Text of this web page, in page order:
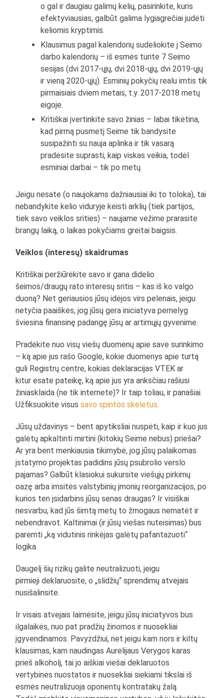
o gal ir daugiau galimų kelių, pasirinkite, kuris
efektyviausias, galbūt galima lygiagrečiai judėti
keliomis kryptimis.
Klausimus pagal kalendorių sudėliokite į Seimo
darbo kalendorių – iš esmės turite 7 Seimo
sesijas (dvi 2017-ųjų, dvi 2018-ųjų, dvi 2019-ųjų
ir vieną 2020-ųjų). Esminių pokyčių realu imtis tik
pirmaisiais dviem metais, t.y. 2017-2018 metų
eigoje.
Kritiškai įvertinkite savo žinias – labai tikėtina,
kad pirmą pusmetį Seime tik bandysite
susipažinti su nauja aplinka ir tik vasarą
pradėsite suprasti, kaip viskas veikia, todėl
esminiai darbai – tik po metų.
Jeigu nesate (o naujokams dažniausiai iki to toloka), tai
nebandykite kelio viduryje keisti arklių (tiek partijos,
tiek savo veiklos srities) – naujame vežime prarasite
brangų laiką, o laikas pokyčiams greitai baigsis.
Veiklos (interesų) skaidrumas
Kritiškai peržiūrėkite savo ir gana didelio
šeimos/draugų rato interesų sritis – kas iš ko valgo
duoną? Net geriausios jūsų idėjos virs pelenais, jeigu
netyčia paaiškės, jog jūsų gera iniciatyva pernelyg
šviesina finansinę padangę jūsų ar artimųjų gyvenime.
Pradėkite nuo visų viešų duomenų apie save surinkimo
– ką apie jus rašo Google, kokie duomenys apie turtą
guli Registrų centre, kokias deklaracijas VTEK ar
kitur esate pateikę, ką apie jus yra anksčiau rašiusi
žiniasklaida (ne tik internete)? Ir taip toliau, ir panašiai.
Užfiksuokite visussavo spintos skeletus.
Jūsų uždavinys – bent apytiksliai nuspėti, kaip ir kuo jus
galėtų apkaltinti mirtini (kitokių Seime nebus) priešai?
Ar yra bent menkiausia tikimybė, jog jūsų palaikomas
įstatymo projektas padidins jūsų psubrolio verslo
pajamas? Galbūt klasiokui sukursite viešųjų pirkimų
oazę arba imsitės valstybinių įmonių reorganizacijos, po
kurios ten įsidarbins jūsų senas draugas? Ir visiškai
nesvarbu, kad jūs šimtą metų to žmogaus nematėt ir
nebendravot. Kaltinimai (ir jūsų viešas nuteisimas) bus
paremti „ką vidutinis rinkėjas galėtų pafantazuoti“
logika.
Daugelį šių rizikų galite neutralizuoti, jeigu
pirmieji deklaruosite, o „slidžių“ sprendimų atvejais
nusišalinsite.
Ir visais atvejais laimėsite, jeigu jūsų iniciatyvos bus
ilgalaikės, nuo pat pradžių žinomos ir nuosekliai
įgyvendinamos. Pavyzdžiui, net jeigu kam nors ir kiltų
klausimas, kam naudingas Aurelijaus Verygos karas
prieš alkoholį, tai jo aiškiai viešai deklaruotos
vertybinės nuostatos ir nuosekliai siekiami tikslai iš
esmės neutralizuoja oponentų kontratakų žalą.